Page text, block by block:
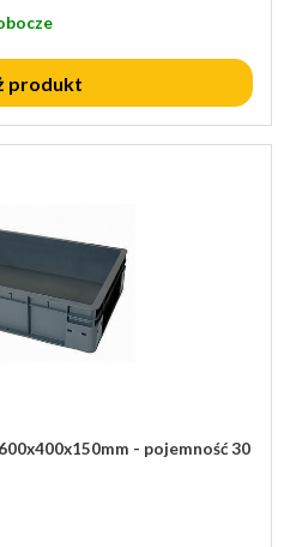
produkt
- pojemność 30